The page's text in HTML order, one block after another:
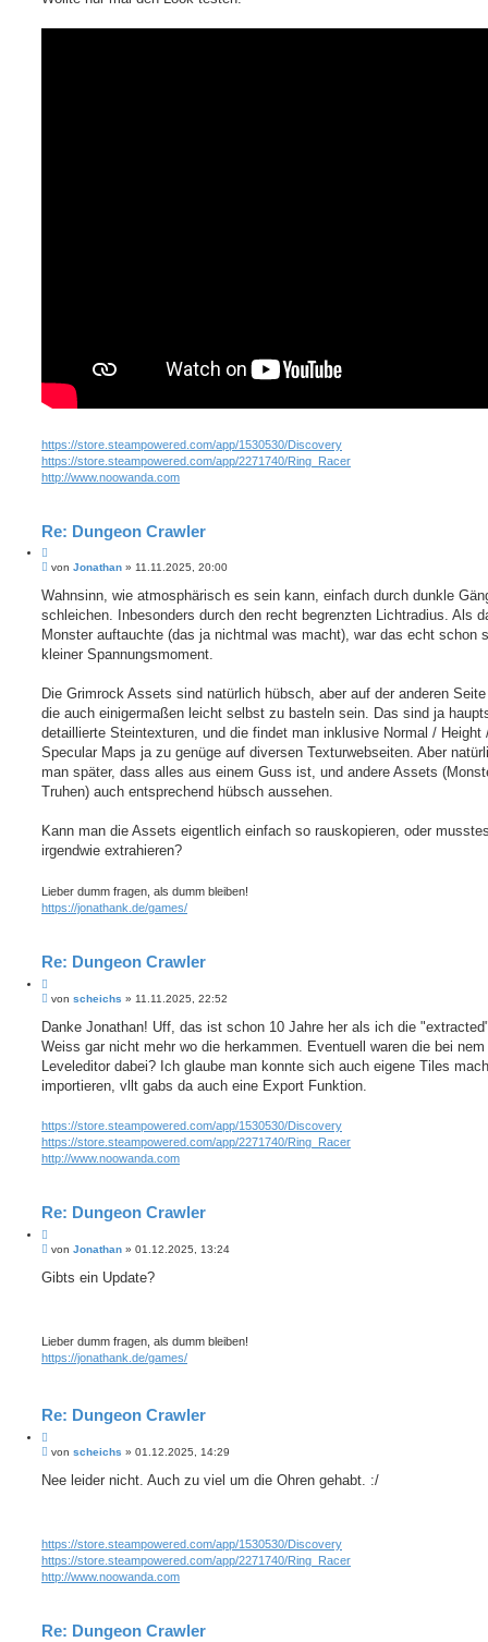
e
https://store.steampowered.com/app/1530530/Discovery
https://store.steampowered.com/app/2271740/Ring_Racer
http://www.noowanda.com
Re: Dungeon Crawler
i
e
r
n
B
i
r
a
von Jonathan » 11.11.2025, 20:00
Wahnsinn, wie atmosphärisch es sein kann, einfach durch dunkle
schleichen. Inbesonders durch den recht begrenzten Lichtradius. Als
Monster auftauchte (das ja nichtmal was macht), war das echt schon
kleiner Spannungsmoment.
Die Grimrock Assets sind natürlich hübsch, aber auf der anderen
die auch einigermaßen leicht selbst zu basteln sein. Das sind ja
detaillierte Steintexturen, und die findet man inklusive Normal / Height
Specular Maps ja zu genüge auf diversen Texturwebseiten. Aber
man später, dass alles aus einem Guss ist, und andere Assets
Truhen) auch entsprechend hübsch aussehen.
Kann man die Assets eigentlich einfach so rauskopieren, oder
irgendwie extrahieren?
Lieber dumm fragen, als dumm bleiben!
https://jonathank.de/games/
Re: Dungeon Crawler
i
e
e
n
B
i
r
a
von scheichs » 11.11.2025, 22:52
Danke Jonathan! Uff, das ist schon 10 Jahre her als ich die
Weiss gar nicht mehr wo die herkammen. Eventuell waren die bei nem
Leveleditor dabei? Ich glaube man konnte sich auch eigene Tiles
importieren, vllt gabs da auch eine Export Funktion.
https://store.steampowered.com/app/1530530/Discovery
https://store.steampowered.com/app/2271740/Ring_Racer
http://www.noowanda.com
Re: Dungeon Crawler
i
n
B
i
von Jonathan » 01.12.2025, 13:24
Gibts ein Update?
Lieber dumm fragen, als dumm bleiben!
https://jonathank.de/games/
Re: Dungeon Crawler
i
n
Bvon scheichs » 01.12.2025, 14:29
Nee leider nicht. Auch zu viel um die Ohren gehabt. :/
https://store.steampowered.com/app/1530530/Discovery
https://store.steampowered.com/app/2271740/Ring_Racer
http://www.noowanda.com
Re: Dungeon Crawler